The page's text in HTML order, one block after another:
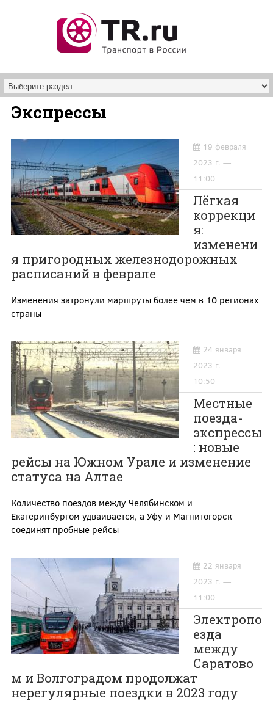
Экспрессы
19 февраля
2023 г. —
11:00
Лёгкая
коррекци
я:
изменени
я пригородных железнодорожных
расписаний в феврале
Изменения затронули маршруты более чем в 10 регионах
страны
24 января
2023 г. —
10:50
Местные
поезда-
экспрессы
: новые
рейсы на Южном Урале и изменение
статуса на Алтае
Количество поездов между Челябинском и
Екатеринбургом удваивается, а Уфу и Магнитогорск
соединят пробные рейсы
22 января
2023 г. —
11:00
Электропо
езда
между
Саратово
м и Волгоградом продолжат
нерегулярные поездки в 2023 году